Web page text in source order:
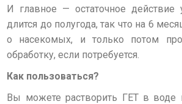
И главное — остаточное действие
длится до полугода, так что на 6
о насекомых, и только потом
обработку, если потребуется.
Как пользоваться?
Вы можете растворить ГЕТ в воде